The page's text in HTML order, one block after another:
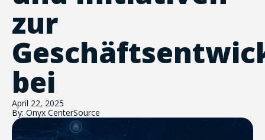
zur
bei
April 22, 2025
By: Onyx CenterSource